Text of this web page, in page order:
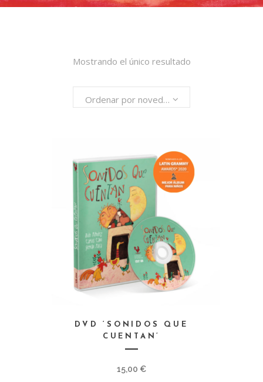
Mostrando el único resultado
Ordenar por novedades
DVD ‘SONIDOS QUE
CUENTAN’
15,00 €